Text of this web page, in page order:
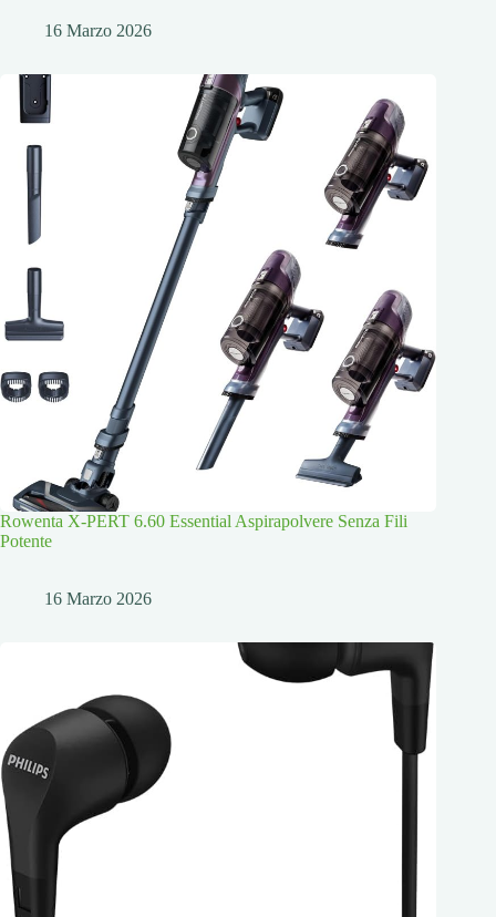
16 Marzo 2026
Rowenta X-PERT 6.60 Essential Aspirapolvere Senza Fili
Potente
16 Marzo 2026